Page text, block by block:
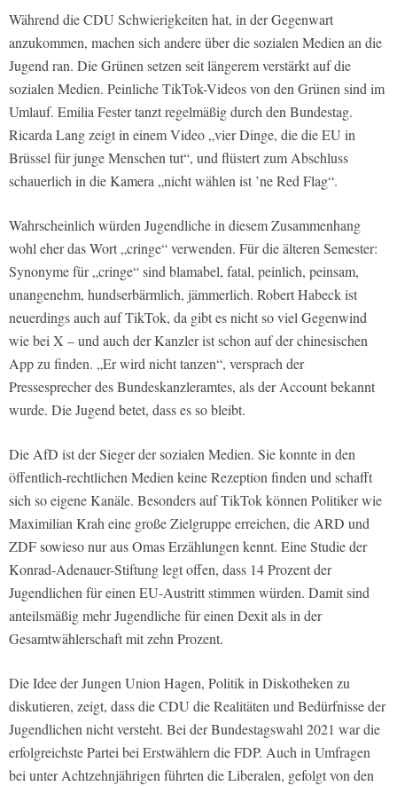
Während die CDU Schwierigkeiten hat, in der Gegenwart
anzukommen, machen sich andere über die sozialen Medien an die
Jugend ran. Die Grünen setzen seit längerem verstärkt auf die
sozialen Medien. Peinliche TikTok-Videos von den Grünen sind im
Umlauf. Emilia Fester tanzt regelmäßig durch den Bundestag.
Ricarda Lang zeigt in einem Video „vier Dinge, die die EU in
Brüssel für junge Menschen tut“, und flüstert zum Abschluss
schauerlich in die Kamera „nicht wählen ist ’ne Red Flag“.
Wahrscheinlich würden Jugendliche in diesem Zusammenhang
wohl eher das Wort „cringe“ verwenden. Für die älteren Semester:
Synonyme für „cringe“ sind blamabel, fatal, peinlich, peinsam,
unangenehm, hundserbärmlich, jämmerlich. Robert Habeck ist
neuerdings auch auf TikTok, da gibt es nicht so viel Gegenwind
wie bei X – und auch der Kanzler ist schon auf der chinesischen
App zu finden. „Er wird nicht tanzen“, versprach der
Pressesprecher des Bundeskanzleramtes, als der Account bekannt
wurde. Die Jugend betet, dass es so bleibt.
Die AfD ist der Sieger der sozialen Medien. Sie konnte in den
öffentlich-rechtlichen Medien keine Rezeption finden und schafft
sich so eigene Kanäle. Besonders auf TikTok können Politiker wie
Maximilian Krah eine große Zielgruppe erreichen, die ARD und
ZDF sowieso nur aus Omas Erzählungen kennt. Eine Studie der
Konrad-Adenauer-Stiftung legt offen, dass 14 Prozent der
Jugendlichen für einen EU-Austritt stimmen würden. Damit sind
anteilsmäßig mehr Jugendliche für einen Dexit als in der
Gesamtwählerschaft mit zehn Prozent.
Die Idee der Jungen Union Hagen, Politik in Diskotheken zu
diskutieren, zeigt, dass die CDU die Realitäten und Bedürfnisse der
Jugendlichen nicht versteht. Bei der Bundestagswahl 2021 war die
erfolgreichste Partei bei Erstwählern die FDP. Auch in Umfragen
bei unter Achtzehnjährigen führten die Liberalen, gefolgt von den